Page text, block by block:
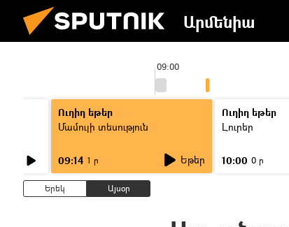
Արմենիա
09:00
Ուղիղ եթեր
Մամուլի տեսություն
09:14 1 ր Եթեր
Ուղիղ եթեր
Լուրեր
10:00 0 ր
Երեկ Այսօր